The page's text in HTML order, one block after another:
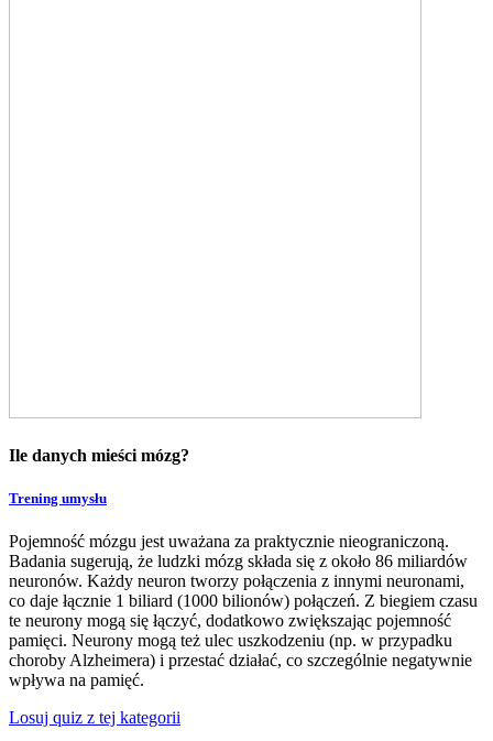
Ile danych mieści mózg?
Trening umysłu
Pojemność mózgu jest uważana za praktycznie nieograniczoną.
Badania sugerują, że ludzki mózg składa się z około 86 miliardów
neuronów. Każdy neuron tworzy połączenia z innymi neuronami,
co daje łącznie 1 biliard (1000 bilionów) połączeń. Z biegiem czasu
te neurony mogą się łączyć, dodatkowo zwiększając pojemność
pamięci. Neurony mogą też ulec uszkodzeniu (np. w przypadku
choroby Alzheimera) i przestać działać, co szczególnie negatywnie
wpływa na pamięć.
Losuj quiz z tej kategorii